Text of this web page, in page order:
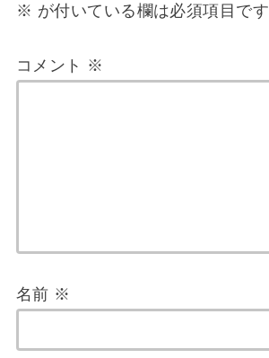
※ が付いている欄は必須項目です
コメント ※
名前 ※